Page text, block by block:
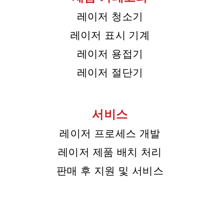
레이저 청소기
레이저 표시 기계
레이저 용접기
레이저 절단기
서비스
레이저 프로세스 개발
레이저 제품 배치 처리
판매 후 지원 및 서비스